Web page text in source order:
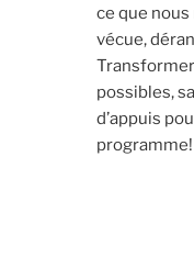
ce que
vécue,
possibles,
d’appuis
programme!